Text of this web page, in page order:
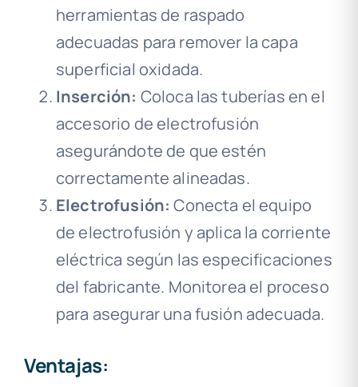
herramientas de raspado
adecuadas para remover la capa
superficial oxidada.
Inserción: Coloca las tuberías en el
accesorio de electrofusión
asegurándote de que estén
correctamente alineadas.
Electrofusión: Conecta el equipo
de electrofusión y aplica la corriente
eléctrica según las especificaciones
del fabricante. Monitorea el proceso
para asegurar una fusión adecuada.
Ventajas: